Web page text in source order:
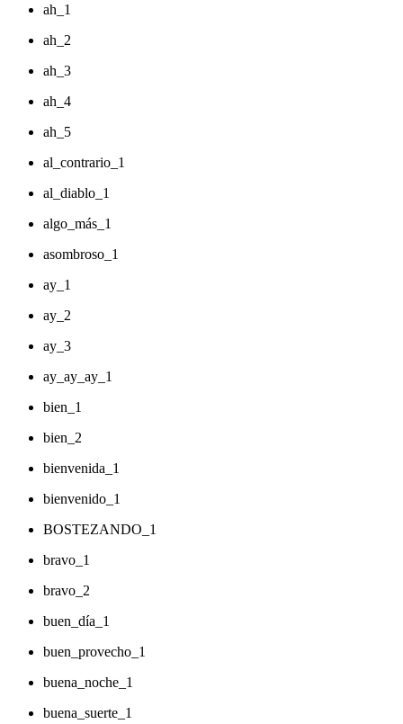
ah_1
ah_2
ah_3
ah_4
ah_5
al_contrario_1
al_diablo_1
algo_más_1
asombroso_1
ay_1
ay_2
ay_3
ay_ay_ay_1
bien_1
bien_2
bienvenida_1
bienvenido_1
BOSTEZANDO_1
bravo_1
bravo_2
buen_día_1
buen_provecho_1
buena_noche_1
buena_suerte_1